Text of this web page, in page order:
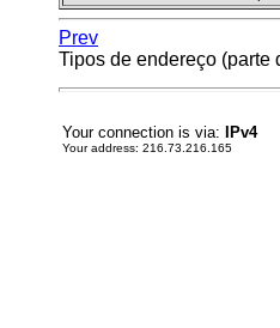
Prev
Tipos de endereço (parte
Your connection is via: IPv4
Your address: 216.73.216.165